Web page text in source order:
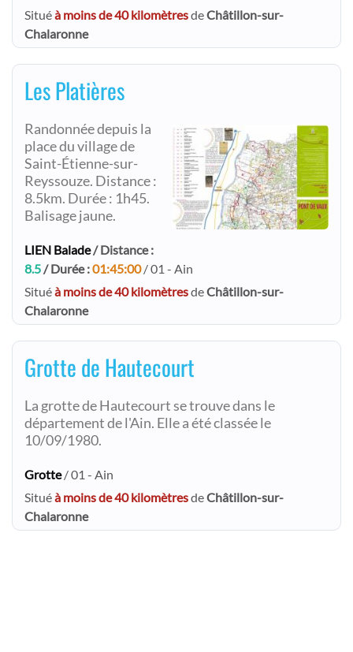
Situéà moins de 40 kilomètresdeChâtillon-sur-
Chalaronne
Les Platières
Randonnée depuis la
place du village de
Saint-Étienne-sur-
Reyssouze. Distance :
8.5km. Durée : 1h45.
Balisage jaune.
LIEN Balade/ Distance :
8.5/ Durée :01:45:00/ 01 - Ain
Situéà moins de 40 kilomètresdeChâtillon-sur-
Chalaronne
Grotte de Hautecourt
La grotte de Hautecourt se trouve dans le
département de l'Ain. Elle a été classée le
10/09/1980.
Grotte/ 01 - Ain
Situéà moins de 40 kilomètresdeChâtillon-sur-
Chalaronne